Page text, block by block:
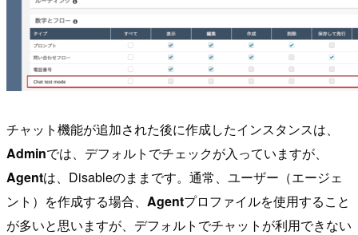
チャット機能が追加された後に作成したインスタンスは、
Adminでは、デフォルトでチェックが入っていますが、
Agentは、Disableのままです。通常、ユーザー（エージェ
ント）を作成する場合、 Agentプロファイルを使用すること
が多いと思いますが、デフォルトでチャットが利用できない